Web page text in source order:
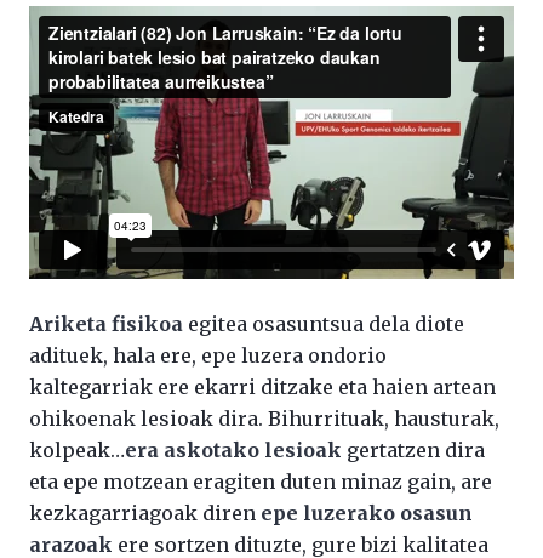
Ariketa fisikoa egitea osasuntsua dela diote
adituek, hala ere, epe luzera ondorio
kaltegarriak ere ekarri ditzake eta haien artean
ohikoenak lesioak dira. Bihurrituak, hausturak,
kolpeak…era askotako lesioak gertatzen dira
eta epe motzean eragiten duten minaz gain, are
kezkagarriagoak diren epe luzerako osasun
arazoak ere sortzen dituzte, gure bizi kalitatea